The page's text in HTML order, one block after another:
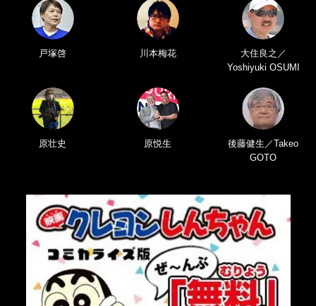
戸塚啓 川本梅花
大住良之／
Yoshiyuki OSUMI
原壮史 原悦生
後藤健生／Takeo
GOTO